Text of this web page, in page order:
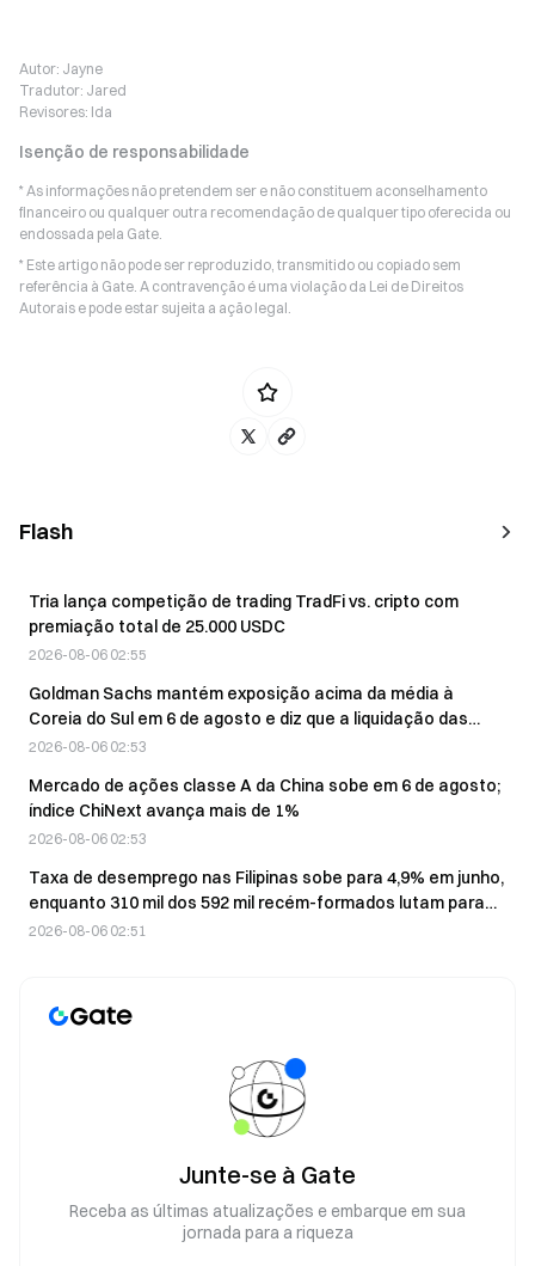
Autor: Jayne
Tradutor: Jared
Revisores: Ida
Isenção de responsabilidade
* As informações não pretendem ser e não constituem aconselhamento
financeiro ou qualquer outra recomendação de qualquer tipo oferecida ou
endossada pela Gate.
* Este artigo não pode ser reproduzido, transmitido ou copiado sem
referência à Gate. A contravenção é uma violação da Lei de Direitos
Autorais e pode estar sujeita a ação legal.
Flash
Tria lança competição de trading TradFi vs. cripto com
premiação total de 25.000 USDC
2026-08-06 02:55
Goldman Sachs mantém exposição acima da média à
Coreia do Sul em 6 de agosto e diz que a liquidação das
ações de IA foi exagerada
2026-08-06 02:53
Mercado de ações classe A da China sobe em 6 de agosto;
índice ChiNext avança mais de 1%
2026-08-06 02:53
Taxa de desemprego nas Filipinas sobe para 4,9% em junho,
enquanto 310 mil dos 592 mil recém-formados lutam para
encontrar emprego
2026-08-06 02:51
Junte-se à Gate
Receba as últimas atualizações e embarque em sua
jornada para a riqueza